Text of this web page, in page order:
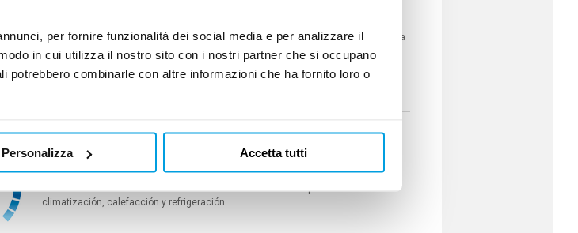
per fornire funzionalità dei social media e per analizzare il
in cui utilizza il nostro sito con i nostri partner che si occupano
potrebbero combinarle con altre informazioni che ha fornito loro o
Personalizza Accetta tutti
oportunidad ideal para reunirnos con fabricantes, OEM, instaladores y clientes. La
exposición tendrá lugar del 16 al 18 de noviembre en Paris Event...
MTA en Climatización y Refrigeración
19.10.2021
Del 16 al 19 de noviembre estaremos presentes en CLIMATIZACIÓN Y
climatización, calefacción y refrigeración...